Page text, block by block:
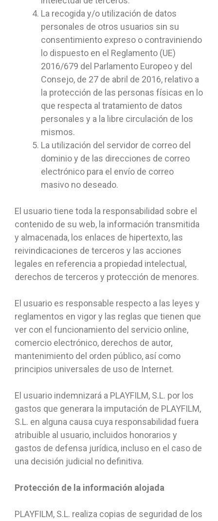
La recogida y/o utilización de datos
personales de otros usuarios sin su
consentimiento expreso o contraviniendo
lo dispuesto en el Reglamento (UE)
2016/679 del Parlamento Europeo y del
Consejo, de 27 de abril de 2016, relativo a
la protección de las personas físicas en lo
que respecta al tratamiento de datos
personales y a la libre circulación de los
mismos.
La utilización del servidor de correo del
dominio y de las direcciones de correo
electrónico para el envío de correo
masivo no deseado.
El usuario tiene toda la responsabilidad sobre el
contenido de su web, la información transmitida
y almacenada, los enlaces de hipertexto, las
reivindicaciones de terceros y las acciones
legales en referencia a propiedad intelectual,
derechos de terceros y protección de menores.
El usuario es responsable respecto a las leyes y
reglamentos en vigor y las reglas que tienen que
ver con el funcionamiento del servicio online,
comercio electrónico, derechos de autor,
mantenimiento del orden público, así como
principios universales de uso de Internet.
El usuario indemnizará a PLAYFILM, S.L. por los
gastos que generara la imputación de PLAYFILM,
S.L. en alguna causa cuya responsabilidad fuera
atribuible al usuario, incluidos honorarios y
gastos de defensa jurídica, incluso en el caso de
una decisión judicial no definitiva.
Protección de la información alojada
PLAYFILM, S.L. realiza copias de seguridad de los